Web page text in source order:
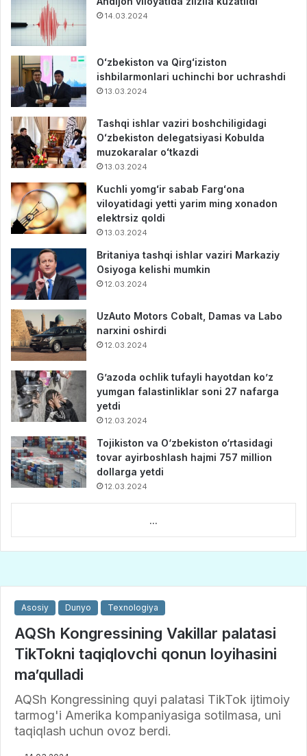
14.03.2024
Oʻzbekiston va Qirgʻiziston
ishbilarmonlari uchinchi bor uchrashdi
13.03.2024
Tashqi ishlar vaziri boshchiligidagi
Oʻzbekiston delegatsiyasi Kobulda
muzokaralar oʻtkazdi
13.03.2024
Kuchli yomgʻir sabab Fargʻona
viloyatidagi yetti yarim ming xonadon
elektrsiz qoldi
13.03.2024
Britaniya tashqi ishlar vaziri Markaziy
Osiyoga kelishi mumkin
12.03.2024
UzAuto Motors Cobalt, Damas va Labo
narxini oshirdi
12.03.2024
G’azoda ochlik tufayli hayotdan ko’z
yumgan falastinliklar soni 27 nafarga
yetdi
12.03.2024
Tojikiston va O‘zbekiston o‘rtasidagi
tovar ayirboshlash hajmi 757 million
dollarga yetdi
12.03.2024
...